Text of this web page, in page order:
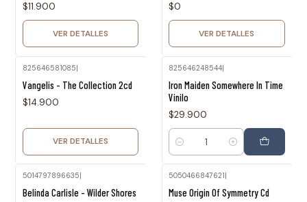
$11.900
VER DETALLES
$0
VER DETALLES
825646581085|
Vangelis - The Collection 2cd
$14.900
VER DETALLES
825646248544|
Iron Maiden Somewhere In Time
Vinilo
$29.900
Cantidad
5014797896635
Belinda Carlisle - Wilder Shores
5050466847621
Muse Origin Of Symmetry Cd